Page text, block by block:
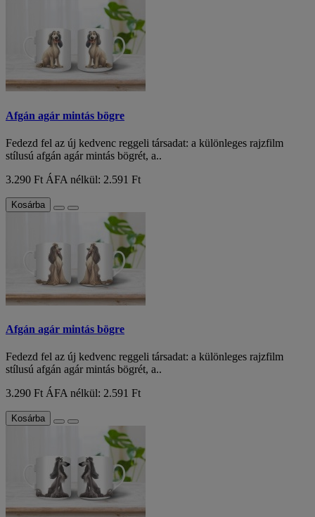
Afgán agár mintás bögre
Fedezd fel az új kedvenc reggeli társadat: a különleges rajzfilm
stílusú afgán agár mintás bögrét, a..
3.290 Ft ÁFA nélkül: 2.591 Ft
Kosárba
Afgán agár mintás bögre
Fedezd fel az új kedvenc reggeli társadat: a különleges rajzfilm
stílusú afgán agár mintás bögrét, a..
3.290 FtÁFA nélkül: 2.591 Ft
Kosárba